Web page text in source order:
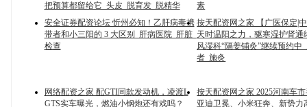
把预算都留给它_头皮_脱育发_脱精华
素
安全证券配资论坛 忻州必知！乙肝病毒携
带者和小三阳的 3 大区别_肝病医院_肝脏_
检查
按天配资网之家 【广医保定|
天时温阳之力，驱寒湿护肾
风湿科“隔姜铺灸”继续预约中
者_施灸
网络配资之家 配GTI同款发动机，凌渡L
GTS实车曝光，燃油小钢炮还有戏吗？
按天配资网之家 2025河南车
亚迪卫冕、小米狂奔、新势力